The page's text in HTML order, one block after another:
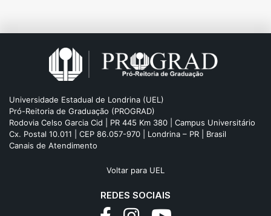
Universidade Estadual de Londrina (UEL)
Pró-Reitoria de Graduação (PROGRAD)
Rodovia Celso Garcia Cid | PR 445 Km 380 | Campus Universitário
Cx. Postal 10.011 | CEP 86.057-970 | Londrina – PR | Brasil
Canais de Atendimento
Voltar para UEL
REDES SOCIAIS